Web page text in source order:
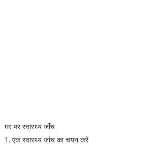
घर पर स्वास्थ्य जाँच
1. एक स्वास्थ्य जांच का चयन करें